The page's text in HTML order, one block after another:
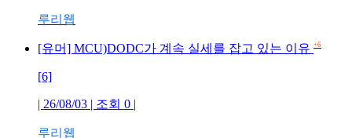
루리웹
[유머] MCU)DODC가 계속 실세를 잡고 있는 이유 +6
[6]
| 26/08/03 | 조회 0 |
루리웹